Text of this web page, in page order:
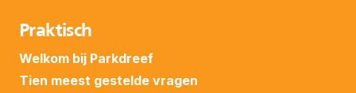
Praktisch
Welkom bij Parkdreef
Tien meest gestelde vragen